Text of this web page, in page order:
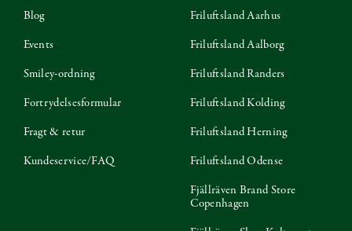
Blog
Events
Smiley-ordning
Fortrydelsesformular
Fragt & retur
Kundeservice/FAQ
Friluftsland Aarhus
Friluftsland Aalborg
Friluftsland Randers
Friluftsland Kolding
Friluftsland Herning
Friluftsland Odense
Fjällräven Brand Store
Copenhagen